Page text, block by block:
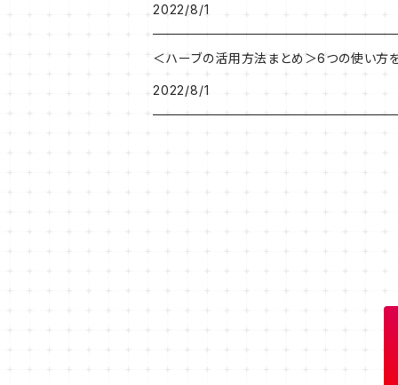
2022/8/1
＜ハーブの活用方法まとめ＞6つの使い方
2022/8/1